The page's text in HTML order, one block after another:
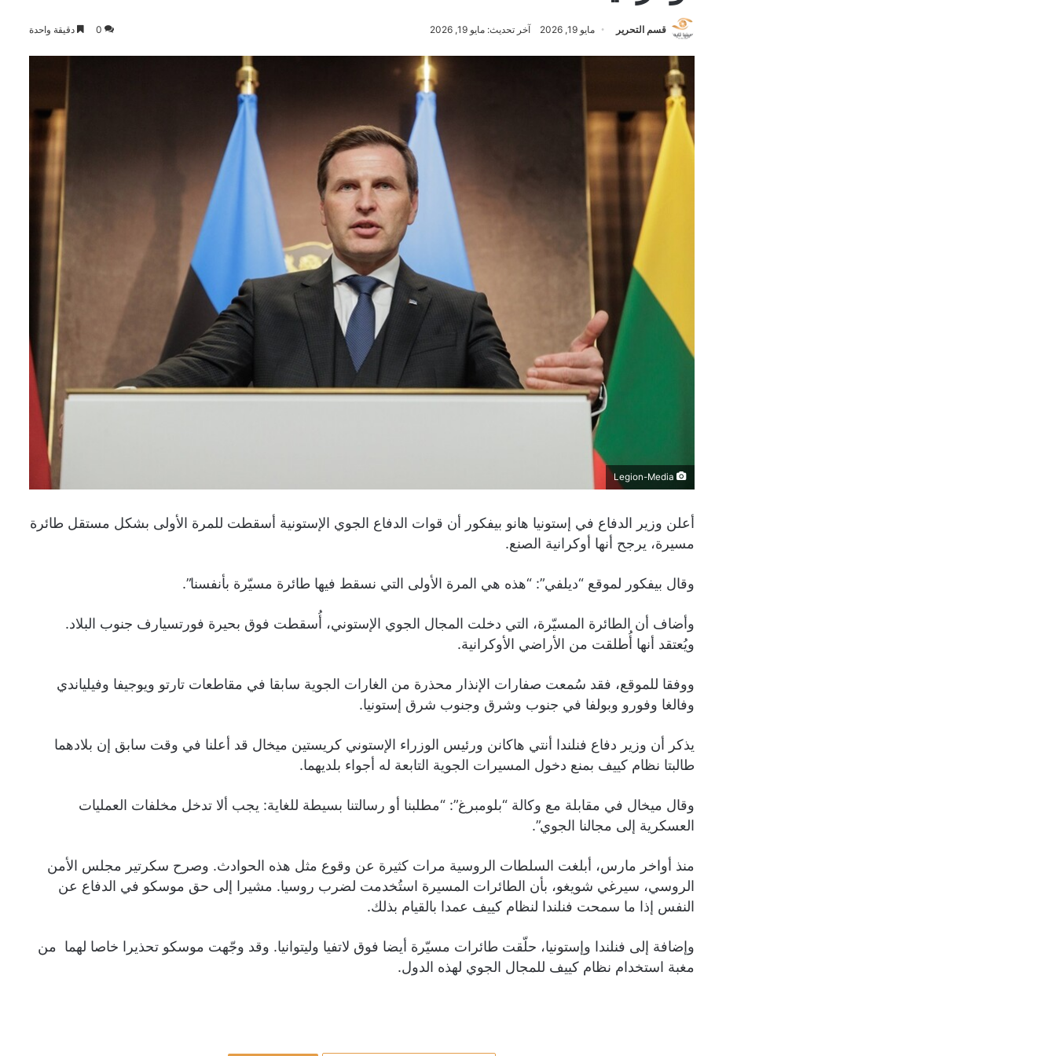
قسم التحرير مايو 19, 2026 آخر تحديث: مايو 19, 2026 0 دقيقة واحدة
أعلن وزير الدفاع في إستونيا هانو بيفكور أن قوات الدفاع الجوي الإستونية أسقطت للمرة الأولى بشكل مستقل طائرة
مسيرة، يرجح أنها أوكرانية الصنع.
وقال بيفكور لموقع “ديلفي”: “هذه هي المرة الأولى التي نسقط فيها طائرة مسيّرة بأنفسنا”.
وأضاف أن الطائرة المسيّرة، التي دخلت المجال الجوي الإستوني، أُسقطت فوق بحيرة فورتسيارف جنوب البلاد.
ويُعتقد أنها أُطلقت من الأراضي الأوكرانية.
ووفقا للموقع، فقد سُمعت صفارات الإنذار محذرة من الغارات الجوية سابقا في مقاطعات تارتو ويوجيفا وفيلياندي
وفالغا وفورو وبولفا في جنوب وشرق وجنوب شرق إستونيا.
يذكر أن وزير دفاع فنلندا أنتي هاكانن ورئيس الوزراء الإستوني كريستين ميخال قد أعلنا في وقت سابق إن بلادهما
طالبتا نظام كييف بمنع دخول المسيرات الجوية التابعة له أجواء بلديهما.
وقال ميخال في مقابلة مع وكالة “بلومبرغ”: “مطلبنا أو رسالتنا بسيطة للغاية: يجب ألا تدخل مخلفات العمليات
العسكرية إلى مجالنا الجوي”.
منذ أواخر مارس، أبلغت السلطات الروسية مرات كثيرة عن وقوع مثل هذه الحوادث. وصرح سكرتير مجلس الأمن
الروسي، سيرغي شويغو، بأن الطائرات المسيرة استُخدمت لضرب روسيا. مشيرا إلى حق موسكو في الدفاع عن
النفس إذا ما سمحت فنلندا لنظام كييف عمدا بالقيام بذلك.
وإضافة إلى فنلندا وإستونيا، حلّقت طائرات مسيّرة أيضا فوق لاتفيا وليتوانيا. وقد وجّهت موسكو تحذيرا خاصا لهما من
مغبة استخدام نظام كييف للمجال الجوي لهذه الدول.